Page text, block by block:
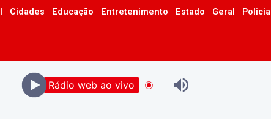
Cidades Educação Entretenimento Estado Geral Policial
Rádio web ao vivo